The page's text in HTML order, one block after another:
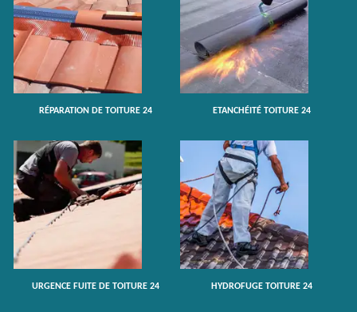
RÉPARATION DE TOITURE 24 ETANCHÉITÉ TOITURE 24
URGENCE FUITE DE TOITURE 24 HYDROFUGE TOITURE 24